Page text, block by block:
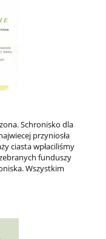
Schronisko dla
przyniosła
ciasta wpłaciliśmy
funduszy
Wszystkim